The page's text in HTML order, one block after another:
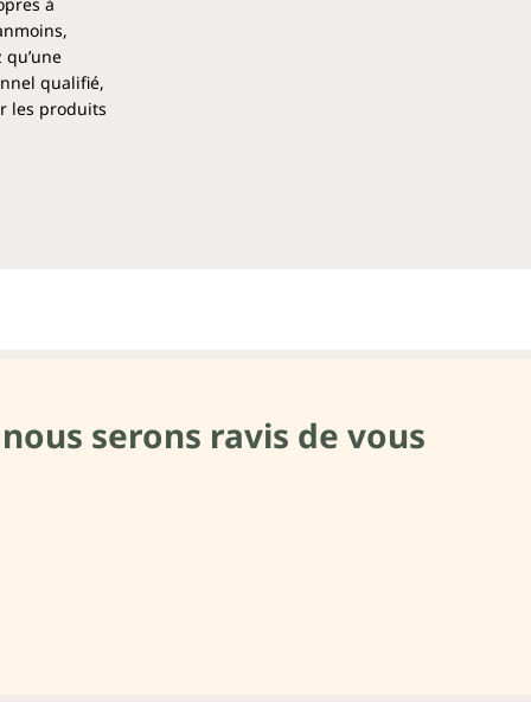
qualifié,
les produits
serons ravis de vous